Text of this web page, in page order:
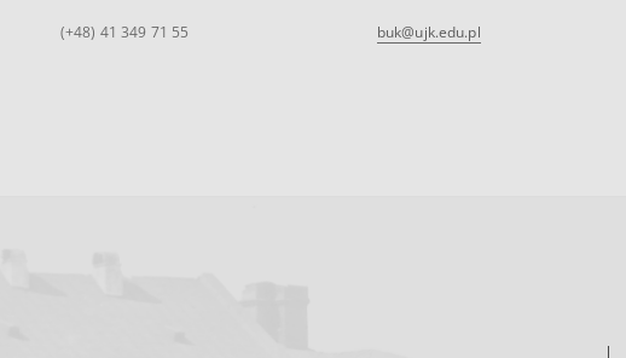
(+48) 41 349 71 55 buk@ujk.edu.pl